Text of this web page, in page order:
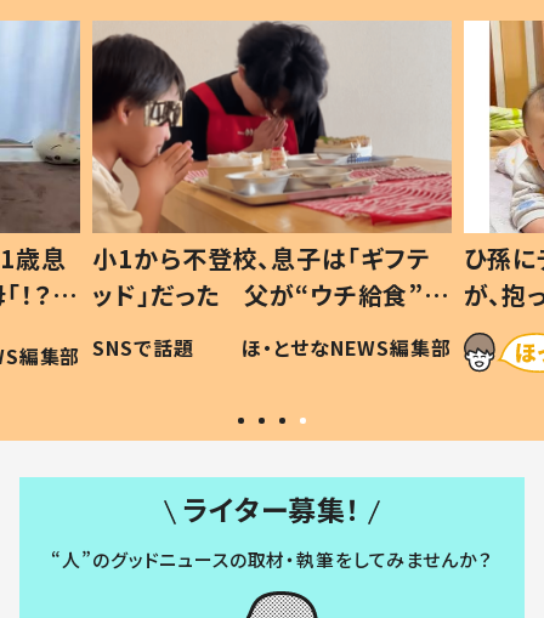
歳息
？」
編集部
小1から不登校、息子は「ギフテ
ッド」だった 父が“ウチ給食”を
作り続ける理由とは #令和の親
#令和の子
SNSで話題 ほ・とせなNEWS編集部
ひ孫
が、
「涙が
い」
ライター募集！
“人”のグッドニュースの取材・執筆をしてみませんか？